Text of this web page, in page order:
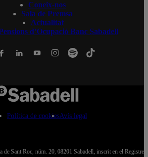
Coneix-nos
Sala de Premsa
Actualitat
d’Ocupació Banc Sabadell
Política de cookiesAvís legal
de Sant Roc, núm. 20, 08201 Sabadell, inscrit en el Registre